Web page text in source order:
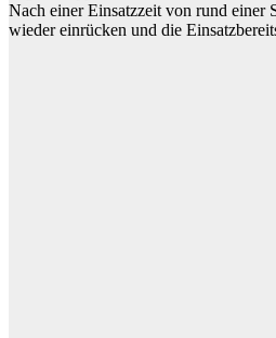
Nach einer Einsatzzeit von rund einer
wieder einrücken und die